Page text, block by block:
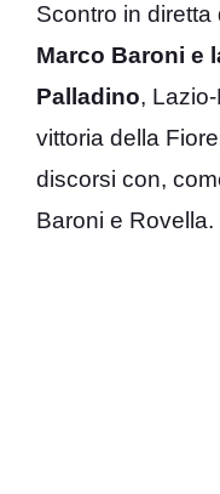
Scontro in diretta
Marco Baroni e
Palladino,
vittoria della
discorsi con,
Baroni e Rovella.